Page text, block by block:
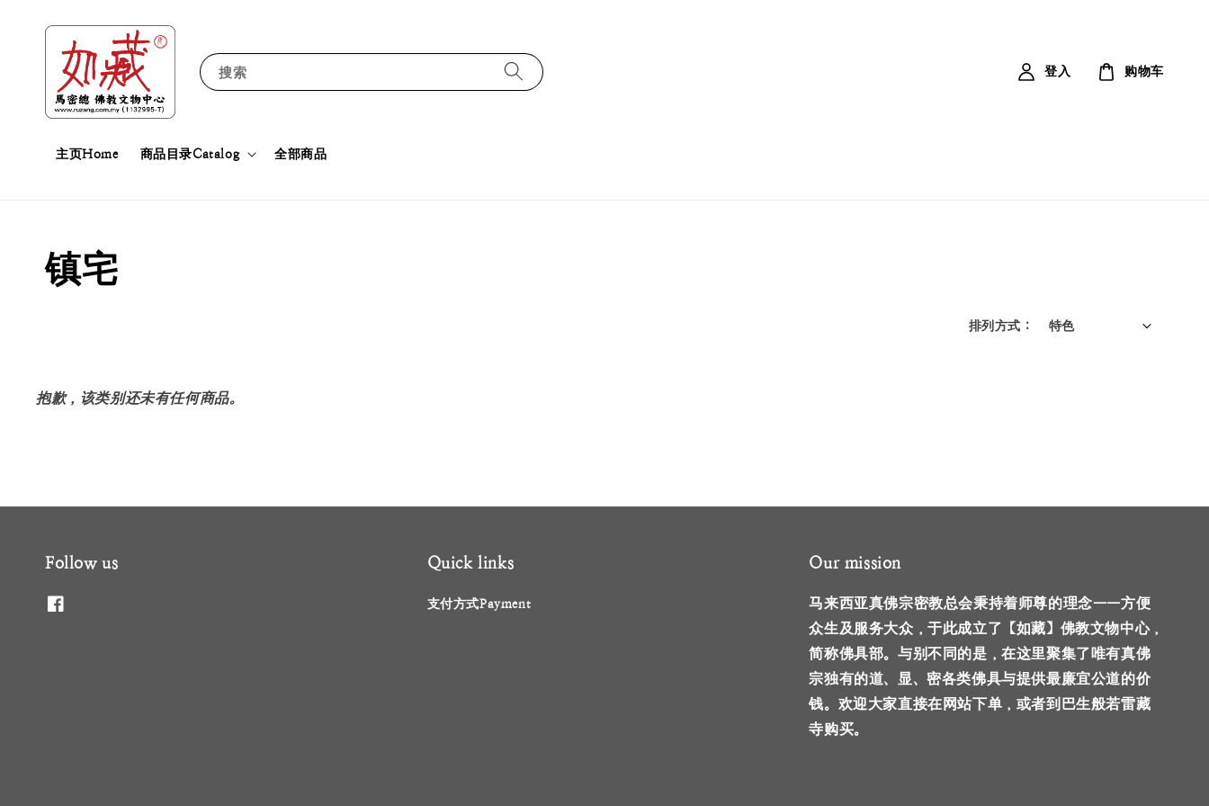
搜索
主页Home 商品目录Catalog 全部商品
登入 购物车
镇宅
排列方式 :
抱歉，该类别还未有任何商品。
Follow us Quick links
支付方式Payment
Our mission
马来西亚真佛宗密教总会秉持着师尊的理念——方便
众生及服务大众，于此成立了【如藏】佛教文物中心，
简称佛具部。与别不同的是，在这里聚集了唯有真佛
宗独有的道、显、密各类佛具与提供最廉宜公道的价
钱。欢迎大家直接在网站下单，或者到巴生般若雷藏
寺购买。